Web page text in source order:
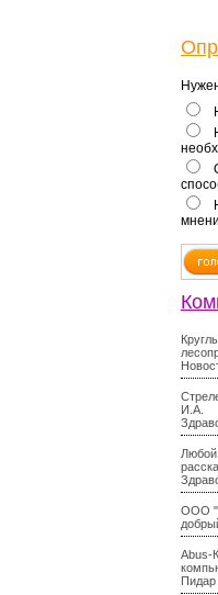
И.А.
Любой
ООО
Abus-
Пидар